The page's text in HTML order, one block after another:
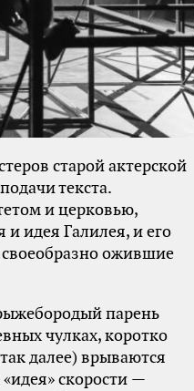
старой актерской
текста.
и церковью,
идея Галилея, и его
своеобразно ожившие
парень
чулках, коротко
далее) врываются
скорости —